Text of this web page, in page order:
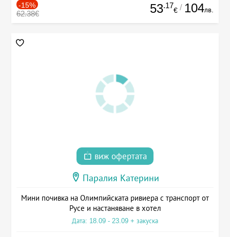
-15%
62.38€ 53.17
€ / 104лв.
виж офертата
Паралия Катерини
Мини почивка на Олимпийската ривиера с транспорт от
Русе и настаняване в хотел
Дата: 18.09 - 23.09 + закуска